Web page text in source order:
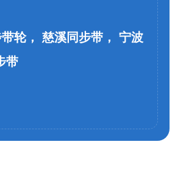
轮， 慈溪同步带， 宁波
带